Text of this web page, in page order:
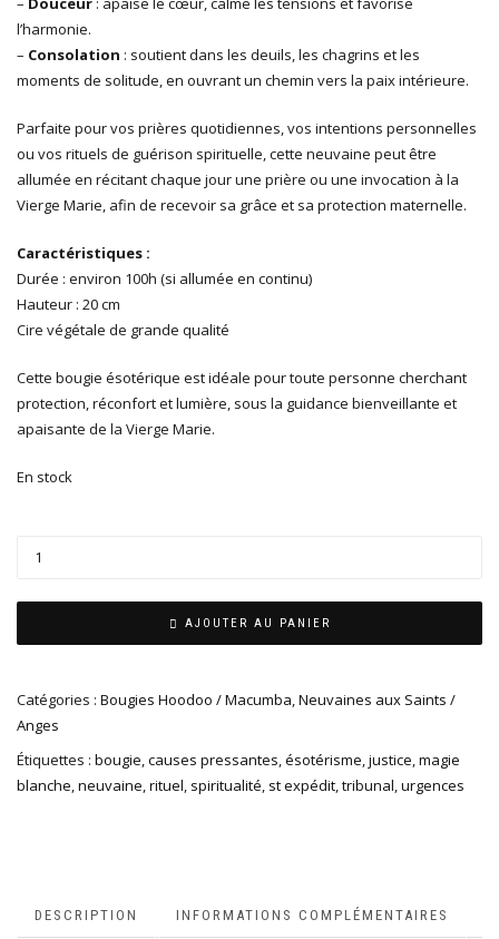
l’harmonie.
– Consolation : soutient dans les deuils, les chagrins et les
moments de solitude, en ouvrant un chemin vers la paix intérieure.
Parfaite pour vos prières quotidiennes, vos intentions personnelles
ou vos rituels de guérison spirituelle, cette neuvaine peut être
allumée en récitant chaque jour une prière ou une invocation à la
Vierge Marie, afin de recevoir sa grâce et sa protection maternelle.
Caractéristiques :
Durée : environ 100h (si allumée en continu)
Hauteur : 20 cm
Cire végétale de grande qualité
Cette bougie ésotérique est idéale pour toute personne cherchant
protection, réconfort et lumière, sous la guidance bienveillante et
apaisante de la Vierge Marie.
En stock
AJOUTER AU PANIER
Catégories : Bougies Hoodoo / Macumba,Neuvaines aux Saints /
Anges
Étiquettes : bougie,causes pressantes,ésotérisme,justice,magie
blanche,neuvaine,rituel, spiritualité, st expédit,tribunal,urgences
DESCRIPTION INFORMATIONS COMPLÉMENTAIRES